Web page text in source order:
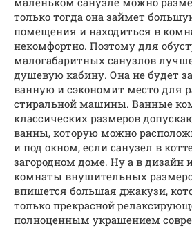
только тогда она займет
помещения и находиться в
некомфортно. Поэтому для
малогабаритных санузлов
душевую кабину. Она не будет
ванную и сэкономит место для
стиральной машины. Ванные
классических размеров
ванны, которую можно
и под окном, если санузел в
загородном доме. Ну а в дизайн
комнаты внушительных
впишется большая джакузи,
только прекрасной
полноценным украшением